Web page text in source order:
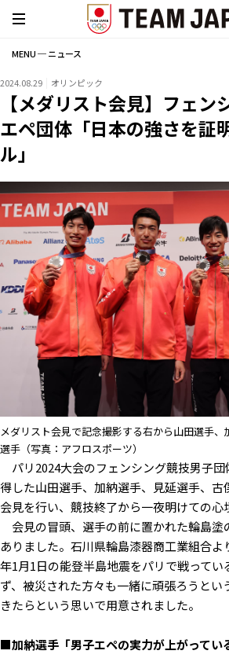
MENU ─ ニュース
2024.08.29 オリンピック
【メダリスト会見】フェン
エペ団体「日本の強さを証
ル」
メダリスト会見で記念撮影する右から山田選手
選手（写真：アフロスポーツ）
パリ2024大会のフェンシング競技男子
得した山田選手、加納選手、見延選手、古
会見を行い、競技終了から一夜明けての心
会見の冒頭、選手の前に置かれた輪島塗
ありました。石川県輪島漆器商工業組合よ
年1月1日の能登半島地震をパリで戦って
ず、被災された方々も一緒に頑張ろうとい
きたらという思いで用意されました。
■加納選手「男子エペの実力が上がってい